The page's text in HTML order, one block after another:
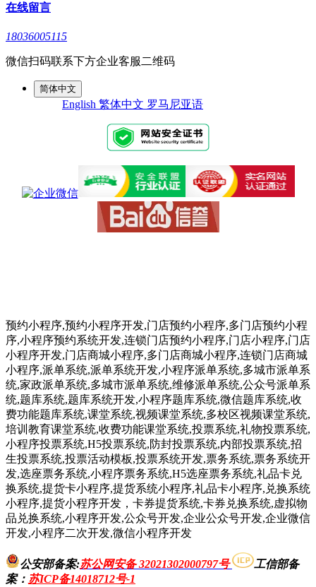
在线留言
18036005115
微信扫码联系下方企业客服二维码
简体中文
English 繁体中文 罗马尼亚语
预约小程序,预约小程序开发,门店预约小程序,多门店预约小程
序,小程序预约系统开发,连锁门店预约小程序,门店小程序,门店
小程序开发,门店商城小程序,多门店商城小程序,连锁门店商城
小程序,派单系统,派单系统开发,小程序派单系统,多城市派单系
统,家政派单系统,多城市派单系统,维修派单系统,公众号派单系
统,题库系统,题库系统开发,小程序题库系统,微信题库系统,收
费功能题库系统,课堂系统,视频课堂系统,多校区视频课堂系统,
培训教育课堂系统,收费功能课堂系统,投票系统,礼物投票系统,
小程序投票系统,H5投票系统,防封投票系统,内部投票系统,招
生投票系统,投票活动模板,投票系统开发,票务系统,票务系统开
发,选座票务系统,小程序票务系统,H5选座票务系统,礼品卡兑
换系统,提货卡小程序,提货系统小程序,礼品卡小程序,兑换系统
小程序,提货小程序开发，卡券提货系统,卡券兑换系统,虚拟物
品兑换系统,小程序开发,公众号开发,企业公众号开发,企业微信
开发,小程序二次开发,微信小程序开发
公安部备案:苏公网安备 32021302000797号
工信部备
案： 苏ICP备14018712号-1